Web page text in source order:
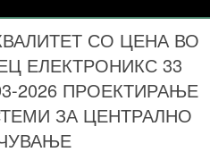
СО ЦЕНА ВО
ЕЛЕКТРОНИКС 33
2026 ПРОЕКТИРАЊЕ
ЗА ЦЕНТРАЛНО